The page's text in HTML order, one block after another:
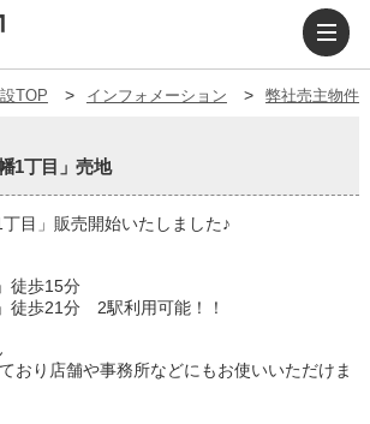
TOP インフォメーション 弊社売主物件
1丁目」売地
目」販売開始いたしました♪
徒歩15分
徒歩21分 2駅利用可能！！
おり店舗や事務所などにもお使いいただけま